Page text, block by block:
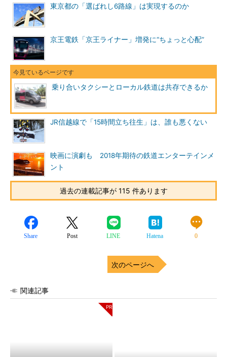
東京都の「選ばれし6路線」は実現するのか
京王電鉄「京王ライナー」増発に“ちょっと心配”
乗り合いタクシーとローカル鉄道は共存できるか
JR信越線で「15時間立ち往生」は、誰も悪くない
映画に演劇も 2018年期待の鉄道エンターテインメ
ント
過去の連載記事が 115 件あります
Share Post LINE Hatena 0
次のページへ
関連記事